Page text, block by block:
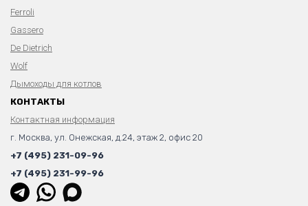
Ferroli
Gassero
De Dietrich
Wolf
Дымоходы для котлов
КОНТАКТЫ
Контактная информация
г. Москва, ул. Онежская, д.24, этаж 2, офис 20
+7 (495) 231-09-96
+7 (495) 231-99-96